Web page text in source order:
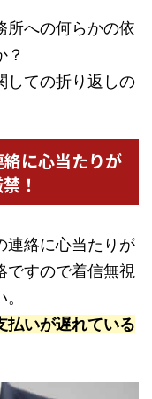
所への何らかの依
？
しての折り返しの
に心当たりが
！
連絡に心当たりが
ですので着信無視
払いが遅れている